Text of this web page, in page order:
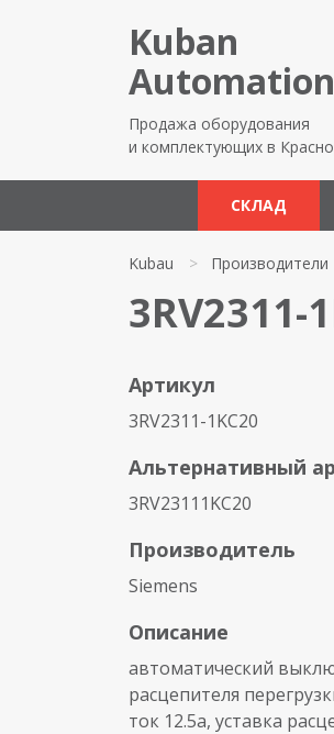
Kuban
Automation
Продажа оборудования
и комплектующих в
СКЛАД
Kubau > Производители
3RV2311-
Артикул
3RV2311-1KC20
Альтернативный
3RV23111KC20
Производитель
Siemens
Описание
автоматический
расцепителя
ток 12.5a, уставка